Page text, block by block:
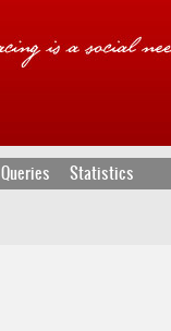
Queries Statistics